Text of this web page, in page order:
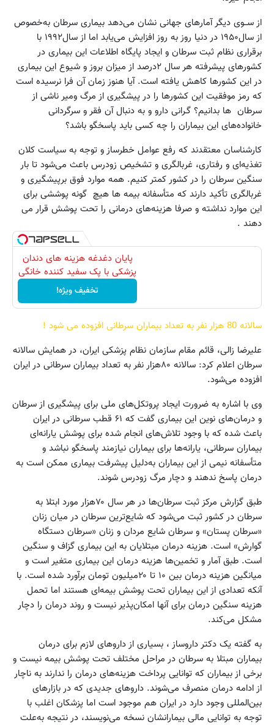
از ســوی دیگر آمارهای جهانی نشان می‌دهد بیماری سرطان به‌خصوص
از سال۱۹۵۰ در دنیا روز به روز افزایش می‌یابد اما از سال۱۹۹۲ با
برقراری نظام ثبت سرطان و ایجاد پایگاه اطلاعات این بیماری در
کشورهای پیشرفته هر سال ۲‌درصد از میزان بروز و شیوع این بیماری
در این کشورها کاهش یافته است. آیا هنوز زمان آن فرا نرسیده است
که رمز موفقیت این کشورها را در پیشگیری از مرگ‌ ومیر ناشی از
سرطان ‌ ها بدانیم؟ گـرانی دارو و به دنبال آن فقر و سرگردانی
خانواده‌های این بیماران را چه کسی باید پاسخگو باشد؟
کارشناسان معتقدند که رفع‌ عوامل خطرساز و توجه به سیاست کلان
تغذیه‌ای و رفتاری، غربالگری و تشخیص زودرس باعث می‌شود تا بار
سنگین سرطان را در کشور کمتر کنیم. همه موارد فوق برپیشگیری و
غربالگری تأکید دارند که متأسفانه بیمه‌ ها هیچ ‌ گونه پوششی برای
این موارد نداشته و صرفا هزینه‌های درمانی را تحت پوشش قرار می‌
دهند .
پایان دغدغه هزینه های دندان
پزشکی با پک سفید کننده خانگی
تخفیف ویژه!
سالانه 80 هزار نفر به تعداد بیماران سرطانی افزوده می شود !
علیرضا زالی، قائم مقام سازمان نظام پزشکی ایران، در همایش سالانه
سرطان اعلام کرد: سالانه ۸۰‌هزار نفر به تعداد بیماران سرطانی در ایران
افزوده می‌شود.
وی با اشاره به ضرورت ایجاد پروتکل‌های ملی برای پیشگیری از سرطان
و درمان‌های نوین این بیماری گفت که ۶۱ قطب سرطانی در ایران
باعث شده که با وجود تلاش‌های انجام شده برای پوشش یارانه‌ای
بیماران سرطانی، یارانه‌ها برای بیماران نیازمند پاسخگو نباشد و
متأسفانه نیمی از این بیماران به‌دلیل پیشرفت بیماری ممکن است به
درمان پاسخ ندهند و دچار مرگ زودرس شوند.
طبق گزارش مرکز ثبت سرطان‌ها در هر سال ۷۰‌هزار مورد ابتلا به
سرطان در کشور ثبت می‌شود که شایع‌ترین سرطان در میان زنان
«سرطان پستان» و سرطان شایع مردان و زنان «سرطان دستگاه
گوارش» است. هزینه درمان مبتلایان به این بیماری گزاف و سنگین
است. طبق آمار و تخمین‌ها هزینه درمان این بیماری متغیر است و
میانگین هزینه درمان بین ۱۰ تا ۲۰‌میلیون تومان برآورد شده است. با
آنکه تعدادی از این بیماران تحت پوشش بیمه‌ای هستند اما تحمل
هزینه سنگین درمان برای آنها امکان‌پذیر نیست و روند درمان را دچار
مشکل می‌کند.
به گفته یک دکتر داروساز ، بسیاری از داروهای لازم برای درمان
بیماران مبتلا به سرطان در مراحل مختلف تحت پوشش بیمه نیست و
برخی از بیماران که توانایی پرداخت هزینه‌های درمان را ندارند به ناچار
از ادامه درمان منصرف می‌شوند. داروهای جدیدی که در بازارهای
بین‌المللی وجود دارد در ایران هم موجود است اما پزشکان اغلب با
توجه به توانایی مالی بیمارانشان نسخه می‌نویسند، در نتیجه به‌علت